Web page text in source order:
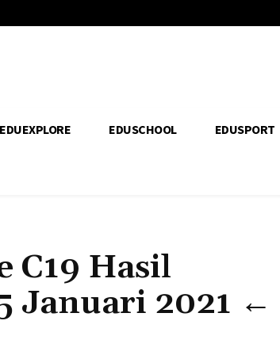
EDUEXPLORE EDUSCHOOL EDUSPORT
C19 Hasil
Januari 2021 ←